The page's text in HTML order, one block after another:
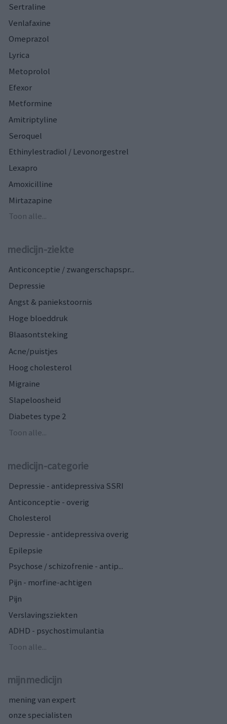
Sertraline
Venlafaxine
Omeprazol
Lyrica
Metoprolol
Efexor
Metformine
Amitriptyline
Seroquel
Ethinylestradiol / Levonorgestrel
Lexapro
Amoxicilline
Mirtazapine
Toon alle...
medicijn-ziekte
Anticonceptie / zwangerschapspr...
Depressie
Angst & paniekstoornis
Hoge bloeddruk
Blaasontsteking
Acne/puistjes
Hoog cholesterol
Migraine
Slapeloosheid
Diabetes type 2
Toon alle...
medicijn-categorie
Depressie - antidepressiva SSRI
Anticonceptie - overig
Cholesterol
Depressie - antidepressiva overig
Epilepsie
Psychose / schizofrenie - antip...
Pijn - morfine-achtigen
Pijn
Verslavingsziekten
ADHD - psychostimulantia
Toon alle...
mijnmedicijn
mening van expert
onze specialisten